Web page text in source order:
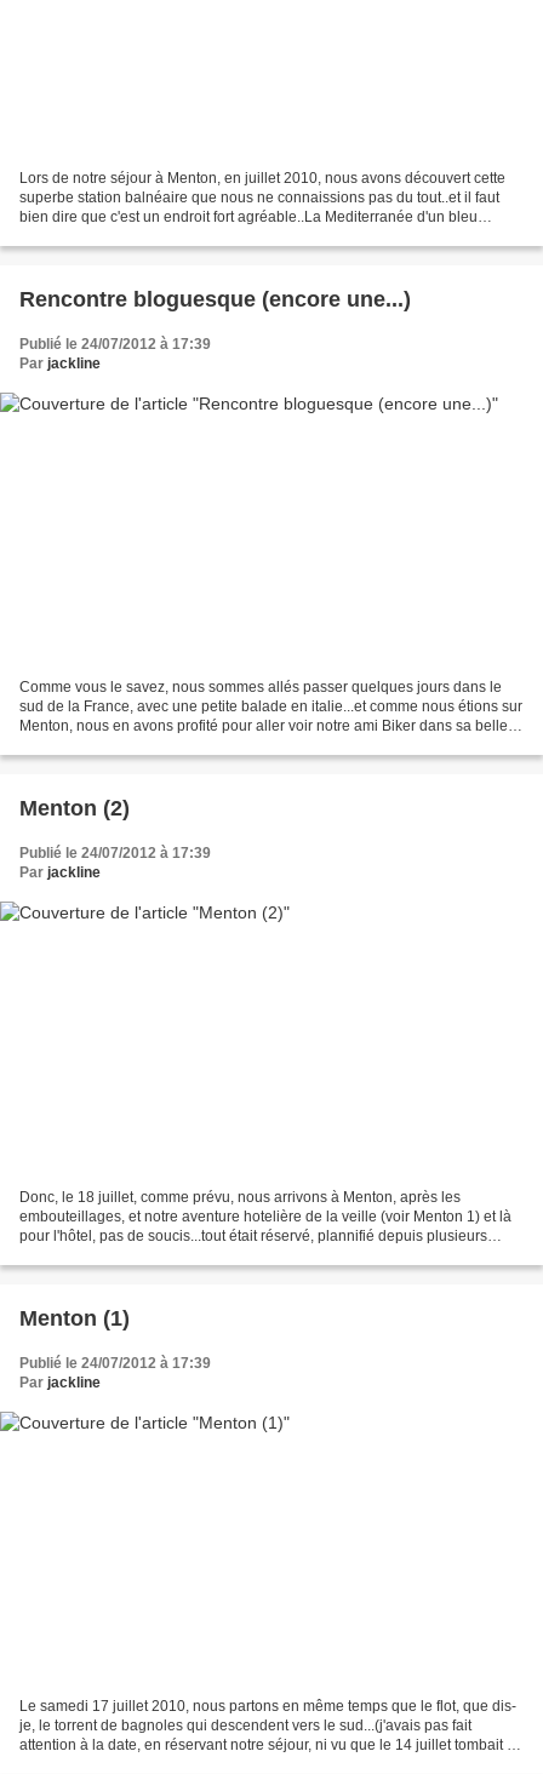
Lors de notre séjour à Menton, en juillet 2010, nous avons découvert cette
superbe station balnéaire que nous ne connaissions pas du tout..et il faut
bien dire que c'est un endroit fort agréable..La Mediterranée d'un bleu
Rencontre bloguesque (encore une...)
Publié le 24/07/2012 à 17:39
Par jackline
Comme vous le savez, nous sommes allés passer quelques jours dans le
sud de la France, avec une petite balade en italie...et comme nous étions sur
Menton, nous en avons profité pour aller voir notre ami Biker dans sa belle
Menton (2)
Publié le 24/07/2012 à 17:39
Par jackline
Donc, le 18 juillet, comme prévu, nous arrivons à Menton, après les
embouteillages, et notre aventure hotelière de la veille (voir Menton 1) et là
pour l'hôtel, pas de soucis...tout était réservé, plannifié depuis plusieurs
Menton (1)
Publié le 24/07/2012 à 17:39
Par jackline
Le samedi 17 juillet 2010, nous partons en même temps que le flot, que dis-
je, le torrent de bagnoles qui descendent vers le sud...(j'avais pas fait
attention à la date, en réservant notre séjour, ni vu que le 14 juillet tombait en